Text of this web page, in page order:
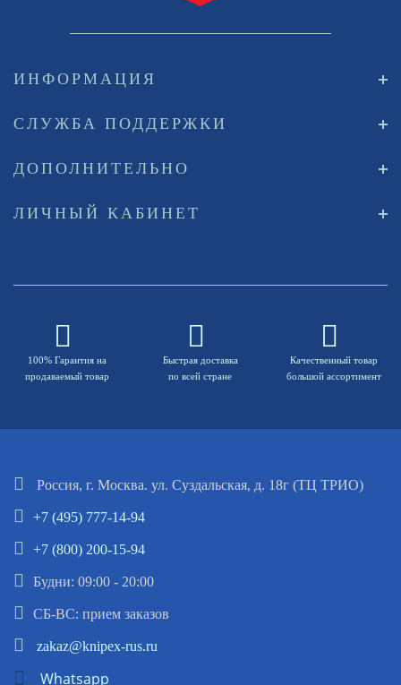
ИНФОРМАЦИЯ
СЛУЖБА ПОДДЕРЖКИ
ДОПОЛНИТЕЛЬНО
ЛИЧНЫЙ КАБИНЕТ
100% Гарантия на
продаваемый товар
Быстрая доставка
по всей стране
Качественный товар
большой ассортимент
Россия, г. Москва. ул. Суздальская, д. 18г (ТЦ ТРИО)
+7 (495) 777-14-94
+7 (800) 200-15-94
Будни: 09:00 - 20:00
СБ-ВС: прием заказов
zakaz@knipex-rus.ru
Whatsapp